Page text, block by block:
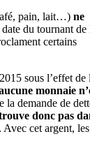
pain, lait…)ne
du tournant de
certains
sous l’effet de
monnaie
la demande de
donc pas
Avec cet argent, les